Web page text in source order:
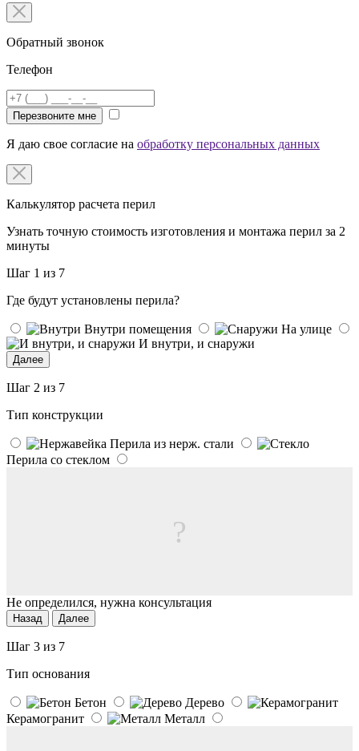
Обратный звонок
Телефон
Перезвоните мне
Я даю свое согласие на обработку персональных данных
Калькулятор расчета перил
Узнать точную стоимость изготовления и монтажа перил за 2
минуты
Шаг 1 из 7
Где будут установлены перила?
Внутри помещения
На улице
И внутри, и снаружи
Далее
Шаг 2 из 7
Тип конструкции
Перила из нерж. стали
Перила со стеклом
?
Не определился, нужна консультация
Назад Далее
Шаг 3 из 7
Тип основания
Бетон
Дерево
Керамогранит
Металл